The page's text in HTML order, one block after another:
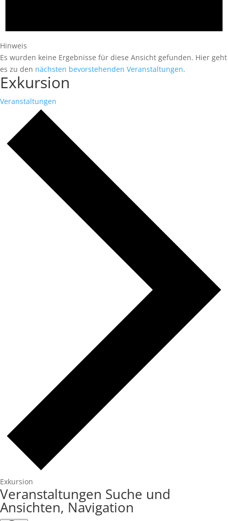
Hinweis
Es wurden keine Ergebnisse für diese Ansicht gefunden. Hier geht
es zu den nächsten bevorstehenden Veranstaltungen.
Exkursion
Veranstaltungen
Exkursion
Veranstaltungen Suche und
Ansichten, Navigation